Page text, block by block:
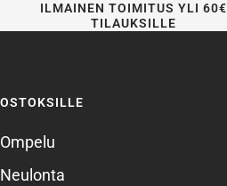
ILMAINEN TOIMITUS YLI 60€
TILAUKSILLE
OSTOKSILLE
Ompelu
Neulonta